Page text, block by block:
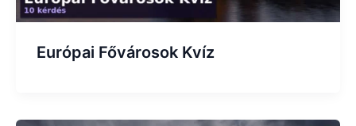
Európai Fővárosok Kvíz